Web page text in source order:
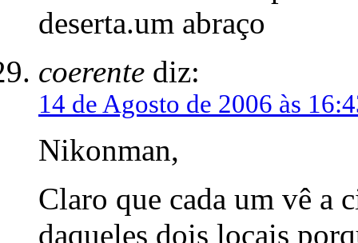
deserta.um abraço
coerente diz:
14 de Agosto de 2006 às
Nikonman,
Claro que cada um vê a
daqueles dois locais